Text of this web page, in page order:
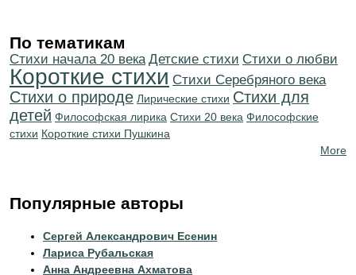
По тематикам
Cтихи начала 20 века Детские стихи Стихи о любви
Короткие стихи Cтихи Серебряного века
Стихи о природе Лирические стихи Стихи для
детей Философская лирика Стихи 20 века Философские
стихи Короткие стихи Пушкина
More
Популярные авторы
Сергей Александрович Есенин
Лариса Рубальская
Анна Андреевна Ахматова